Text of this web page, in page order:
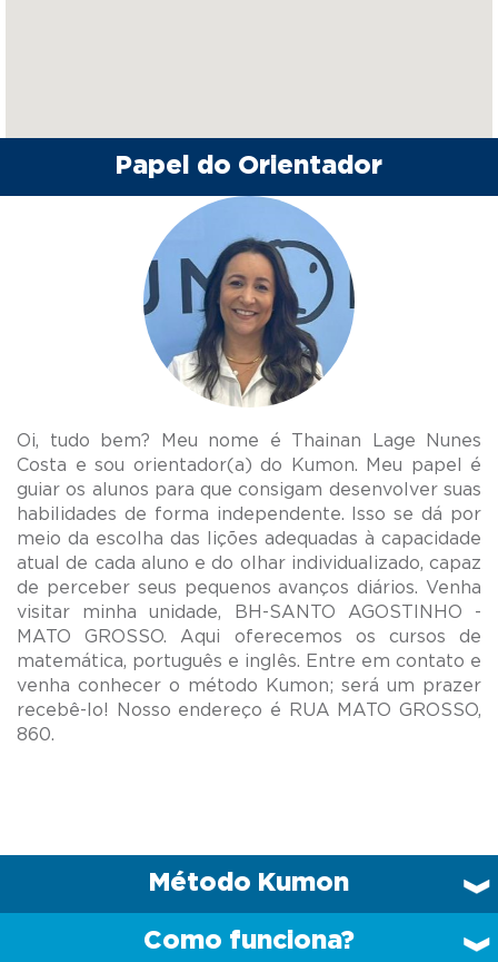
Papel do Orientador
Oi, tudo bem? Meu nome é Thainan Lage Nunes
Costa e sou orientador(a) do Kumon. Meu papel é
guiar os alunos para que consigam desenvolver suas
habilidades de forma independente. Isso se dá por
meio da escolha das lições adequadas à capacidade
atual de cada aluno e do olhar individualizado, capaz
de perceber seus pequenos avanços diários. Venha
visitar minha unidade, BH-SANTO AGOSTINHO -
MATO GROSSO. Aqui oferecemos os cursos de
matemática, português e inglês. Entre em contato e
venha conhecer o método Kumon; será um prazer
recebê-lo! Nosso endereço é RUA MATO GROSSO,
Método Kumon
Como funciona?